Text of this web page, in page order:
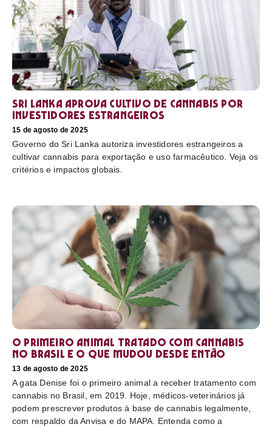
Sri Lanka aprova cultivo de cannabis por
investidores estrangeiros
15 de agosto de 2025
Governo do Sri Lanka autoriza investidores estrangeiros a
cultivar cannabis para exportação e uso farmacêutico. Veja os
critérios e impactos globais.
O primeiro animal tratado com cannabis
no Brasil e o que mudou desde então
13 de agosto de 2025
A gata Denise foi o primeiro animal a receber tratamento com
cannabis no Brasil, em 2019. Hoje, médicos-veterinários já
podem prescrever produtos à base de cannabis legalmente,
com respaldo da Anvisa e do MAPA. Entenda como a